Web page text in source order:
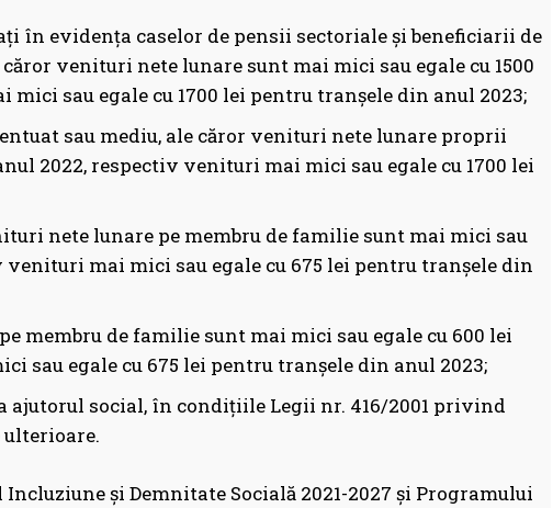
în evidența caselor de pensii sectoriale și beneficiarii de
venituri nete lunare sunt mai mici sau egale cu 1500
sau egale cu 1700 lei pentru tranșele din anul 2023;
sau mediu, ale căror venituri nete lunare proprii
2022, respectiv venituri mai mici sau egale cu 1700 lei
nete lunare pe membru de familie sunt mai mici sau
mai mici sau egale cu 675 lei pentru tranșele din
de familie sunt mai mici sau egale cu 600 lei
sau egale cu 675 lei pentru tranșele din anul 2023;
social, în condițiile Legii nr. 416/2001 privind
și Demnitate Socială 2021-2027 și Programului